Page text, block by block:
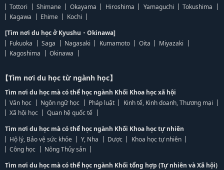
Tottori
Shimane Okayama Hiroshima Yamaguchi
Tokushima
Kagawa
Ehime
Kochi
[Tìm nơi du học ở Kyushu・Okinawa]
Fukuoka
Saga Nagasaki Kumamoto Oita
Miyazaki
Kagoshima
Okinawa
【Tìm nơi du học từ ngành học】
Tìm nơi du học mà có thể học ngành Khối Khoa học xã hội
Văn học
Ngôn ngữ học Pháp luật
Kinh tế, Kinh doanh, Thương mại
Xã hội học
Quan hệ quốc tế
Tìm nơi du học mà có thể học ngành Khối Khoa học tự nhiên
Hộ lý, Bảo vệ sức khỏe
Y, Nha Dược
Khoa học tự nhiên
Công học
Nông Thủy sản
Tìm nơi du học mà có thể học ngành Khối tổng hợp (Tự nhiên và Xã hội)